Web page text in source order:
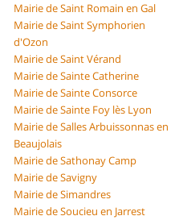
Mairie de Saint Romain en Gal
Mairie de Saint Symphorien
d'Ozon
Mairie de Saint Vérand
Mairie de Sainte Catherine
Mairie de Sainte Consorce
Mairie de Sainte Foy lès Lyon
Mairie de Salles Arbuissonnas en
Beaujolais
Mairie de Sathonay Camp
Mairie de Savigny
Mairie de Simandres
Mairie de Soucieu en Jarrest